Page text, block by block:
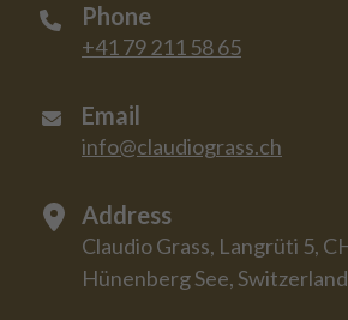
Phone
+41 79 211 58 65
Email
info@claudiograss.ch
Address
Claudio Grass, Langrüti 5,
Hünenberg See, Switzerland